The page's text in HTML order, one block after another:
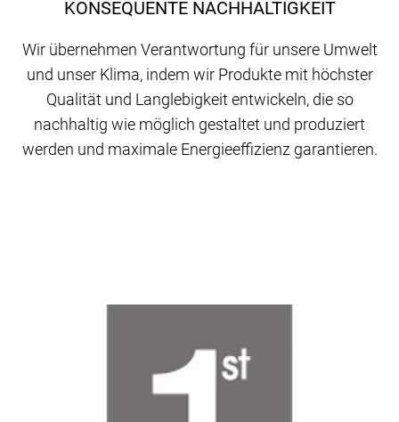
KONSEQUENTE NACHHALTIGKEIT
Wir übernehmen Verantwortung für unsere Umwelt
und unser Klima, indem wir Produkte mit höchster
Qualität und Langlebigkeit entwickeln, die so
nachhaltig wie möglich gestaltet und produziert
werden und maximale Energieeffizienz garantieren.